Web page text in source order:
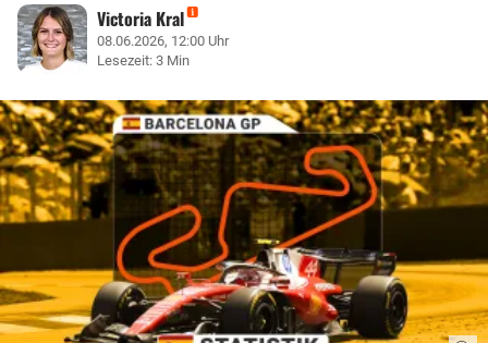
Victoria Kral
08.06.2026, 12:00 Uhr
Lesezeit: 3 Min